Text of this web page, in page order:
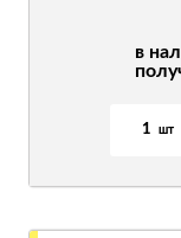
в
1 шт